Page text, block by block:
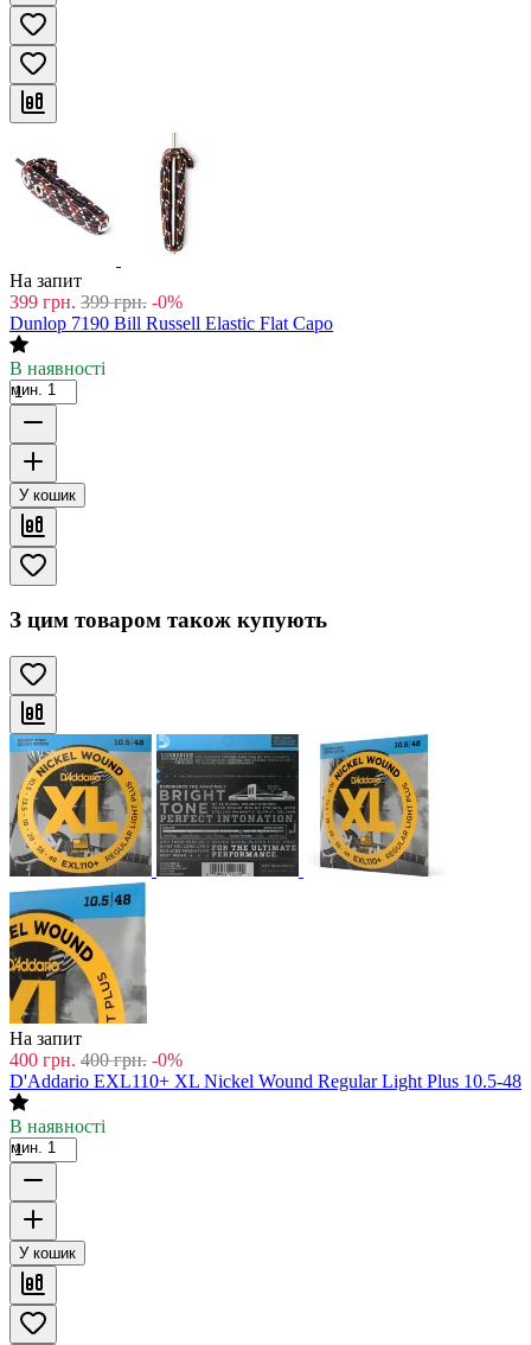
На запит
399 грн. 399 грн. -0%
Dunlop 7190 Bill Russell Elastic Flat Capo
В наявності
мин. 1
У кошик
З цим товаром також купують
На запит
400 грн. 400 грн. -0%
D'Addario EXL110+ XL Nickel Wound Regular Light Plus 10.5-48
В наявності
мин. 1
У кошик